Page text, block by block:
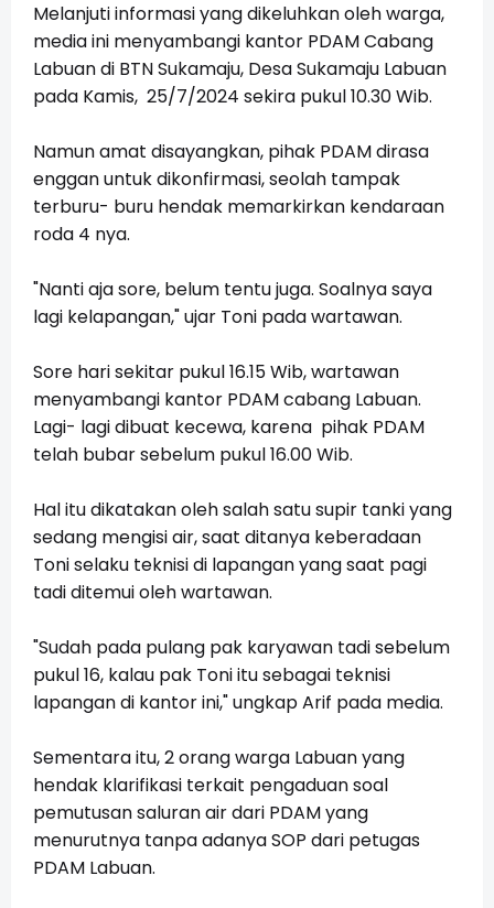
Melanjuti informasi yang dikeluhkan oleh warga,
media ini menyambangi kantor PDAM Cabang
Labuan di BTN Sukamaju, Desa Sukamaju Labuan
pada Kamis, 25/7/2024 sekira pukul 10.30 Wib.
Namun amat disayangkan, pihak PDAM dirasa
enggan untuk dikonfirmasi, seolah tampak
terburu- buru hendak memarkirkan kendaraan
roda 4 nya.
"Nanti aja sore, belum tentu juga. Soalnya saya
lagi kelapangan," ujar Toni pada wartawan.
Sore hari sekitar pukul 16.15 Wib, wartawan
menyambangi kantor PDAM cabang Labuan.
Lagi- lagi dibuat kecewa, karena pihak PDAM
telah bubar sebelum pukul 16.00 Wib.
Hal itu dikatakan oleh salah satu supir tanki yang
sedang mengisi air, saat ditanya keberadaan
Toni selaku teknisi di lapangan yang saat pagi
tadi ditemui oleh wartawan.
"Sudah pada pulang pak karyawan tadi sebelum
pukul 16, kalau pak Toni itu sebagai teknisi
lapangan di kantor ini," ungkap Arif pada media.
Sementara itu, 2 orang warga Labuan yang
hendak klarifikasi terkait pengaduan soal
pemutusan saluran air dari PDAM yang
menurutnya tanpa adanya SOP dari petugas
PDAM Labuan.